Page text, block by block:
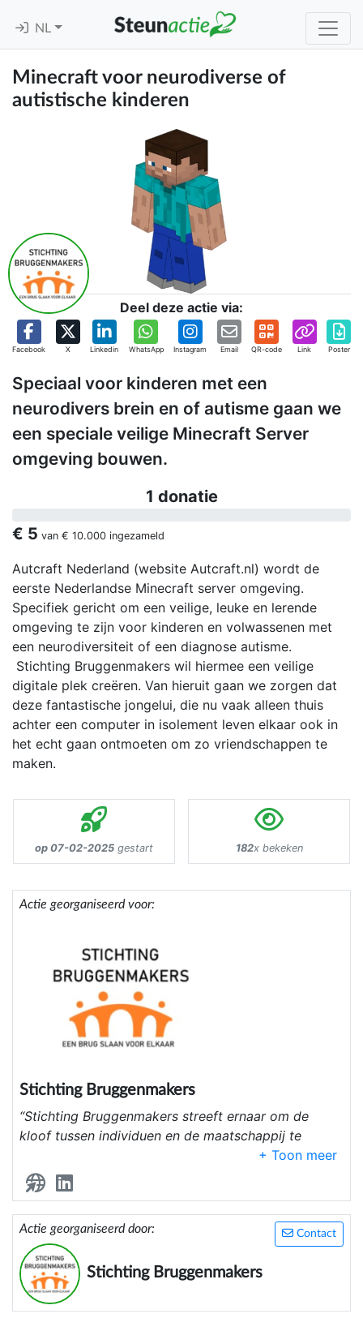
NL
Minecraft voor neurodiverse of
autistische kinderen
Deel deze actie via:
Facebook X Linkedin WhatsApp Instagram Email QR-code Link Poster
Speciaal voor kinderen met een
neurodivers brein en of autisme gaan we
een speciale veilige Minecraft Server
omgeving bouwen.
1 donatie
€ 5 van € 10.000 ingezameld
Autcraft Nederland (website Autcraft.nl) wordt de
eerste Nederlandse Minecraft server omgeving.
Specifiek gericht om een veilige, leuke en lerende
omgeving te zijn voor kinderen en volwassenen met
een neurodiversiteit of een diagnose autisme.
Stichting Bruggenmakers wil hiermee een veilige
digitale plek creëren. Van hieruit gaan we zorgen dat
deze fantastische jongelui, die nu vaak alleen thuis
achter een computer in isolement leven elkaar ook in
het echt gaan ontmoeten om zo vriendschappen te
maken.
op 07-02-2025 gestart 182x bekeken
Actie georganiseerd voor:
Stichting Bruggenmakers
“Stichting Bruggenmakers streeft ernaar om de
kloof tussen individuen en de maatschappij te
verkleinen door het bevorderen van inclusie, begrip
en samenwerking. We creëren kansen voor mensen
met een migratieachtergrond, neurodiverse
individuen en anderen met een afstand tot de
arbeidsmarkt, door middel van educatie,
werkgelegenheid en gemeenschapsinitiatieven.
Onze doelstelling is om bruggen te bouwen die
leiden tot een meer verbonden en veerkrachtige
samenleving.”
Contact
Actie georganiseerd door:
Stichting Bruggenmakers